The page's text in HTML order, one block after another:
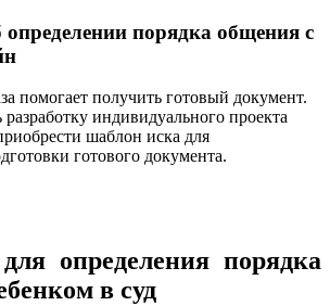
определении порядка общения с
помогает получить готовый документ.
индивидуального проекта
шаблон иска для
готового документа.
определения порядка
в суд